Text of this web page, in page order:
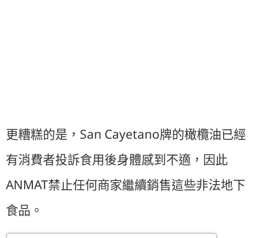
更糟糕的是， San Cayetano牌的橄欖油已經
有消費者投訴食用後身體感到不適，因此
ANMAT禁止任何商家繼續銷售這些非法地下
食品。